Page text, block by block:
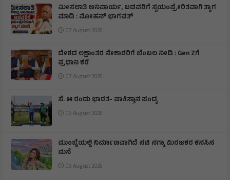
ಮೀಸಲಾತಿ ಅನಿವಾರ್ಯ, ಬಡವರಿಗೆ ಸ್ವಯಂಪ್ರೇರಿತವಾಗಿ ತ್ಯಾಗ
ಮಾಡಿ : ಮೋಹನ್ ಭಾಗವತ್
07 August 2026
ದೇಶದ ಲಕ್ಷಾಂತರ ನೇಕಾರರಿಗೆ ಬೆಂಬಲ ನೀಡಿ : Gen Zಗೆ
ಪ್ರಧಾನಿ ಕರೆ
07 August 2026
ಸೆ. ೫ ರಂದು ಭಾರತ- ಪಾಕಿಸ್ತಾನ ಪಂದ್ಯ
06 August 2026
ಮುಂಬೈಯಲ್ಲಿ ನಿರ್ಮಾಣವಾಗಿದೆ ನಟಿ ನಗ್ಮಾ ಮಿರಜಕರ ಕನಸಿನ
ಮನೆ
06 August 2026